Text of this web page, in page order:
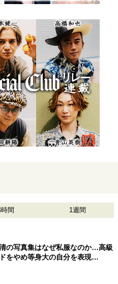
間 1週間
の写真集はなぜ私服なのか…高級
をやめ等身大の自分を表現…